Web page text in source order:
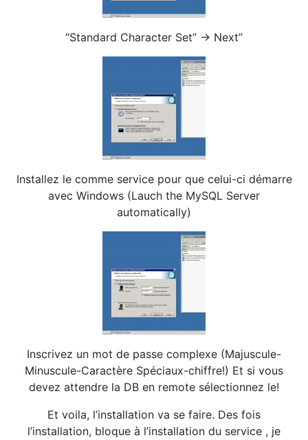
“Standard Character Set” -> Next”
Installez le comme service pour que celui-ci démarre
avec Windows (Lauch the MySQL Server
automatically)
Inscrivez un mot de passe complexe (Majuscule-
Minuscule-Caractère Spéciaux-chiffre!) Et si vous
devez attendre la DB en remote sélectionnez le!
Et voila, l’installation va se faire. Des fois
l’installation, bloque à l’installation du service , je